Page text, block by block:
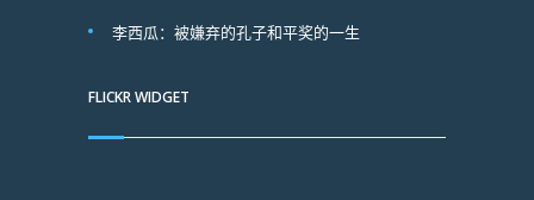
李西瓜：被嫌弃的孔子和平奖的一生
FLICKR WIDGET